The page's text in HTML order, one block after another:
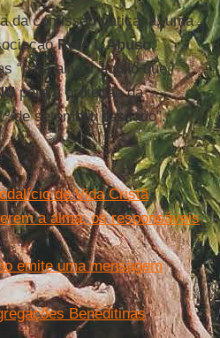
da comissão vaticana, uma
Rete L’Abuso,
“para aliviar aquilo que,
para a proteção da
de setembro passado”.
de Vida Cristã
a alma; os responsáveis
emite uma mensagem
Beneditinas